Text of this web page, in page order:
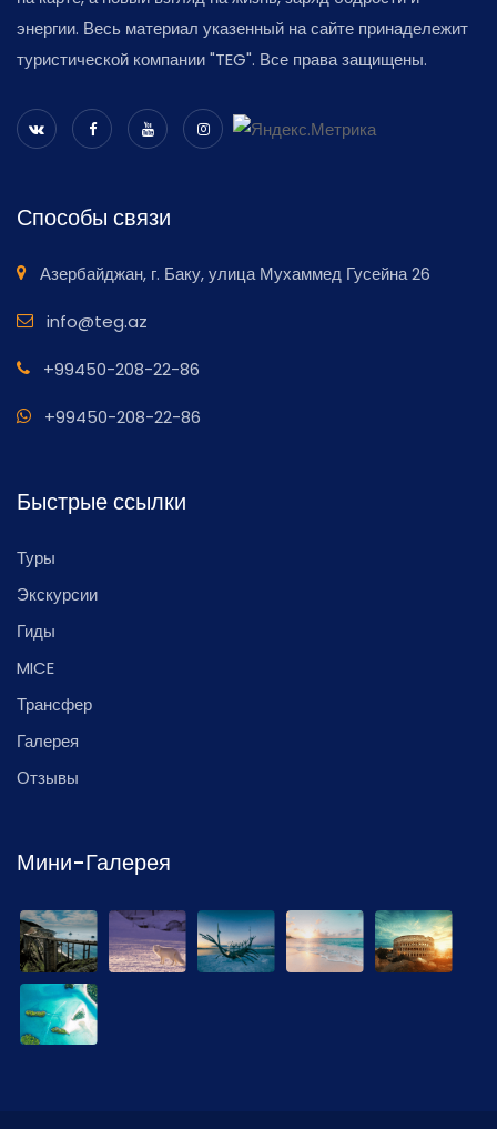
энергии. Весь материал указенный на сайте принадележит
туристической компании "TEG". Все права защищены.
Способы связи
Азербайджан, г. Баку, улица Мухаммед Гусейна 26
info@teg.az
+99450-208-22-86
+99450-208-22-86
Быстрые ссылки
Туры
Экскурсии
Гиды
MICE
Трансфер
Галерея
Отзывы
Мини-Галерея